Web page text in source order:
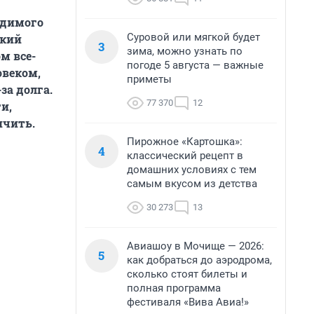
все-
долга.
3
Суровой или мягкой будет
зима, можно узнать по
погоде 5 августа — важные
приметы
77 370 12
4
Пирожное «Картошка»:
классический рецепт в
домашних условиях с тем
самым вкусом из детства
30 273 13
5
Авиашоу в Мочище — 2026:
как добраться до аэродрома,
сколько стоят билеты и
полная программа
фестиваля «Вива Авиа!»